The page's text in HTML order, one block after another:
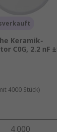
Keramik-
C0G, 2.2 nF
4000 Stück)